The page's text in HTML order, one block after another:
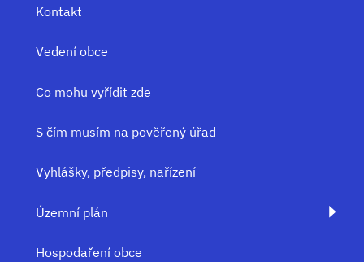
Kontakt
Vedení obce
Co mohu vyřídit zde
S čím musím na pověřený úřad
Vyhlášky, předpisy, nařízení
Územní plán
Hospodaření obce